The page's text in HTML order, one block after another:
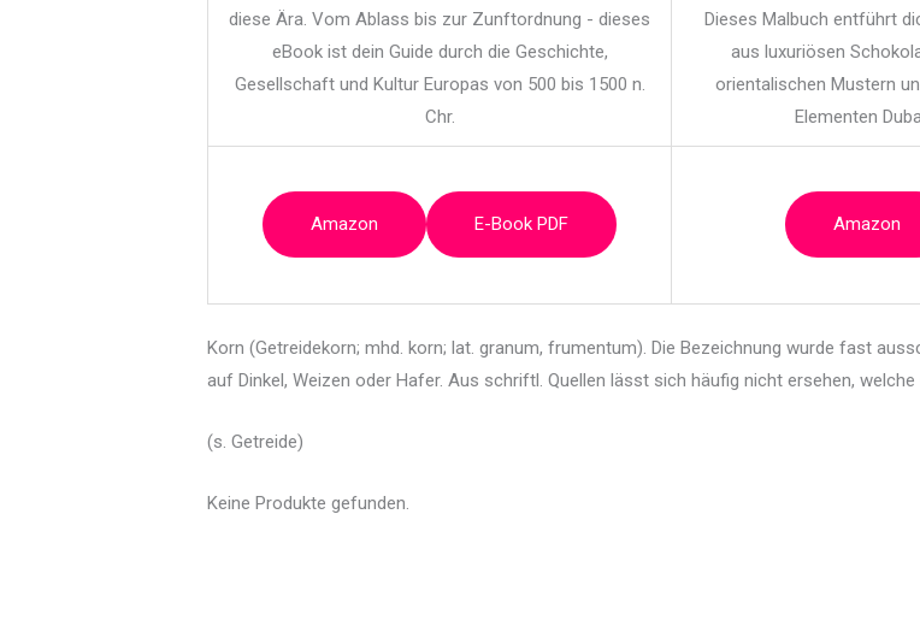
diese Ära. Vom Ablass bis zur Zunftordnung - dieses
eBook ist dein Guide durch die Geschichte,
Gesellschaft und Kultur Europas von 500 bis 1500 n.
Chr.
Dieses Malbuch entführt
aus luxuriösen
orientalischen Mustern
Elementen
Amazon E-Book PDF Amazon
Korn (Getreidekorn; mhd. korn; lat. granum, frumentum). Die Bezeichnung wurde fast
auf Dinkel, Weizen oder Hafer. Aus schriftl. Quellen lässt sich häufig nicht ersehen,
(s. Getreide)
Keine Produkte gefunden.